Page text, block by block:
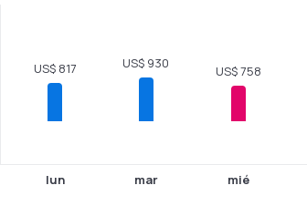
US$ 817
lun
US$ 930
mar
US$ 758
mié